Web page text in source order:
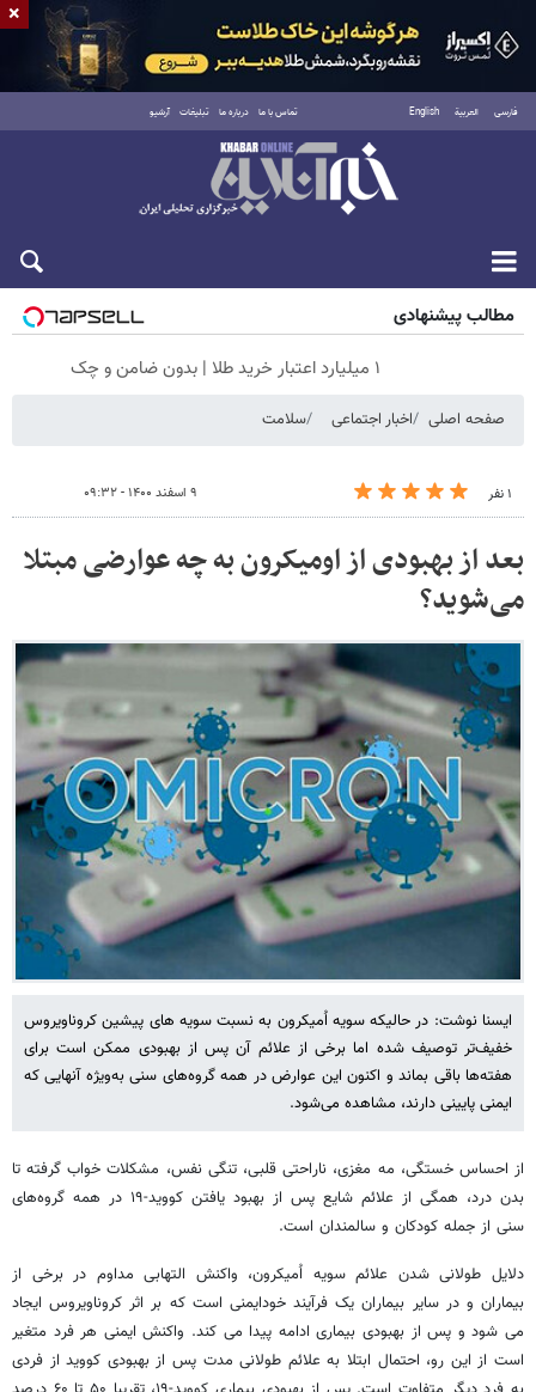
فارسی العربية English تماس با ما درباره ما تبلیغات آرشیو
شنبه ۱۷ مرداد ۱۴۰۵
مطالب پیشنهادی
۱ میلیارد اعتبار خرید طلا | بدون ضامن و چک
صفحه اصلی اخبار اجتماعی سلامت
۱ نفر ۹ اسفند ۱۴۰۰ - ۰۹:۳۲
بعد از بهبودی از اومیکرون به چه عوارضی مبتلا
می‌شوید؟
ایسنا نوشت: در حالیکه سویه اُمیکرون به نسبت سویه های پیشین کروناویروس
خفیف‌تر توصیف شده اما برخی از علائم آن پس از بهبودی ممکن است برای
هفته‌ها باقی بماند و اکنون این عوارض در همه گروه‌های سنی به‌ویژه آنهایی که
ایمنی پایینی دارند، مشاهده می‌شود.
از احساس خستگی، مه مغزی، ناراحتی قلبی، تنگی نفس، مشکلات خواب گرفته تا
بدن درد، همگی از علائم شایع پس از بهبود یافتن کووید-۱۹ در همه گروه‌های
سنی از جمله کودکان و سالمندان است.
دلایل طولانی شدن علائم سویه اُمیکرون، واکنش التهابی مداوم در برخی از
بیماران و در سایر بیماران یک فرآیند خودایمنی است که بر اثر کروناویروس ایجاد
می شود و پس از بهبودی بیماری ادامه پیدا می کند. واکنش ایمنی هر فرد متغیر
است از این رو، احتمال ابتلا به علائم طولانی مدت پس از بهبودی کووید از فردی
×